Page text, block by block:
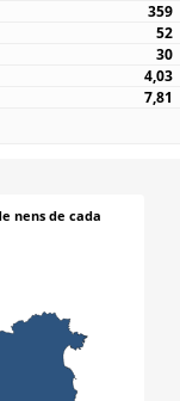
359
52
30
4,03
7,81